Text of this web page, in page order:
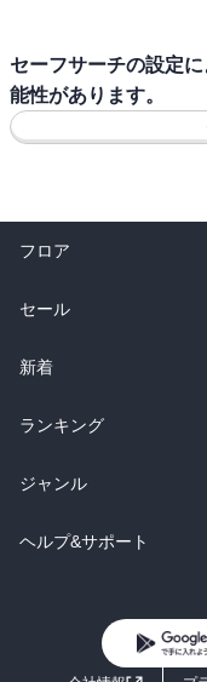
セーフサーチの設定
能性があります。
フロア
総合
ラノベ
雑誌・グラビア
BL・TL
セール
総合
ラノベ
雑誌・グラビア
BL・TL
新着
総合
ラノベ
雑誌・グラビア
ランキング
総合
ラノベ
ジャンル
コミック
ライトノベル
ヘルプ&サポート
よくあるご質問